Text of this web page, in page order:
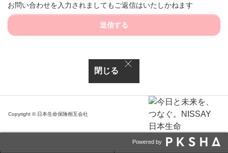
お問い合わせを入力されましてもご返信はいたしかねます
送信する
閉じる
Copyright © 日本生命保険相互会社
Powered by